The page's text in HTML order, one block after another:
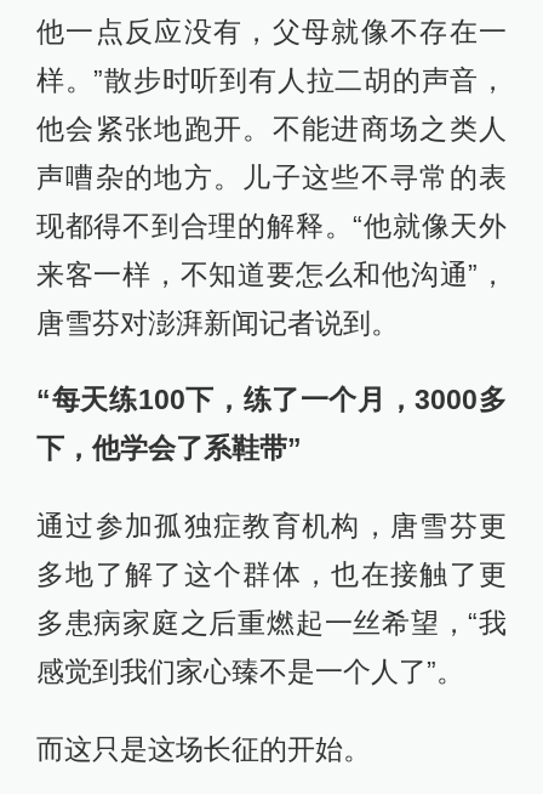
他一点反应没有，父母就像不存在一
样。”散步时听到有人拉二胡的声音，
他会紧张地跑开。不能进商场之类人
声嘈杂的地方。儿子这些不寻常的表
现都得不到合理的解释。“他就像天外
来客一样，不知道要怎么和他沟通” ，
唐雪芬对澎湃新闻记者说到。
“每天练100下，练了一个月，3000多
下，他学会了系鞋带”
通过参加孤独症教育机构，唐雪芬更
多地了解了这个群体，也在接触了更
多患病家庭之后重燃起一丝希望，“我
感觉到我们家心臻不是一个人了”。
而这只是这场长征的开始。